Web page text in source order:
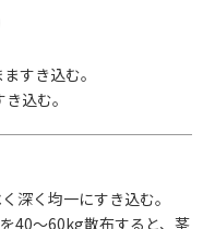
すき込む。
込む。
深く均一にすき込む。
40～60kg散布すると、茎